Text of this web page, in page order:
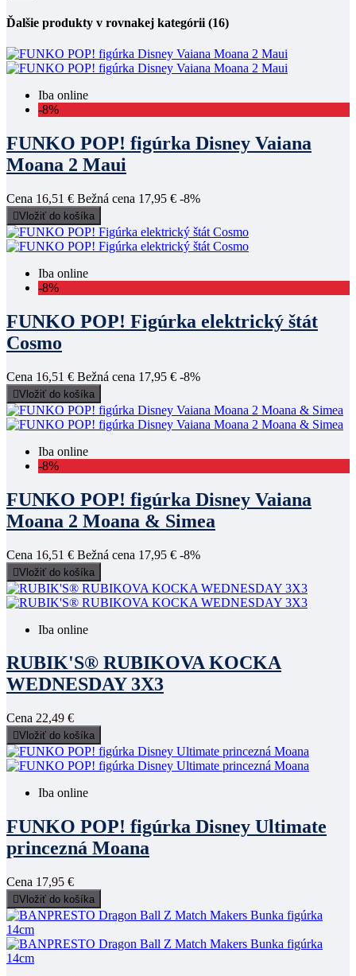
Ďalšie produkty v rovnakej kategórii (16)
Iba online
-8%
FUNKO POP! figúrka Disney Vaiana
Moana 2 Maui
Cena 16,51 € Bežná cena 17,95 € -8%
Vložiť do košíka
Iba online
-8%
FUNKO POP! Figúrka elektrický štát
Cosmo
Cena 16,51 € Bežná cena 17,95 € -8%
Vložiť do košíka
Iba online
-8%
FUNKO POP! figúrka Disney Vaiana
Moana 2 Moana & Simea
Cena 16,51 € Bežná cena 17,95 € -8%
Vložiť do košíka
Iba online
RUBIK'S® RUBIKOVA KOCKA
WEDNESDAY 3X3
Cena 22,49 €
Vložiť do košíka
Iba online
FUNKO POP! figúrka Disney Ultimate
princezná Moana
Cena 17,95 €
Vložiť do košíka